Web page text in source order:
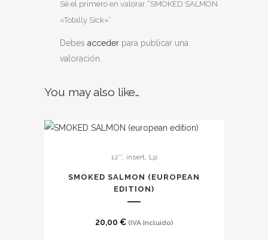
Sé el primero en valorar “SMOKED SALMON
«Totally Sick»”
Debes acceder para publicar una
valoración.
You may also like…
12'' insert, Lp
SMOKED SALMON (EUROPEAN
EDITION)
20,00 € (IVA Incluido)